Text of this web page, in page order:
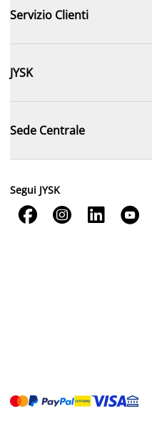
Servizio Clienti
JYSK
Sede Centrale
Segui JYSK
   